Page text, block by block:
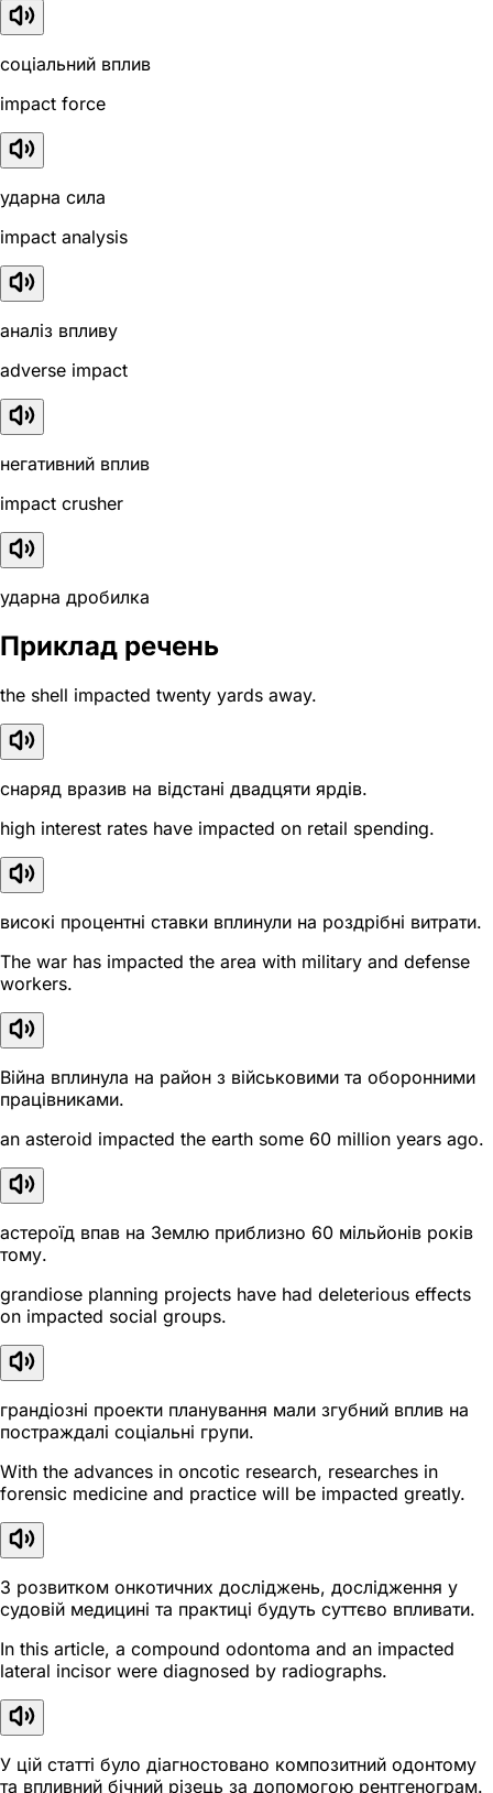
соціальний вплив
impact force
ударна сила
impact analysis
аналіз впливу
adverse impact
негативний вплив
impact crusher
ударна дробилка
Приклад речень
the shell impacted twenty yards away.
снаряд вразив на відстані двадцяти ярдів.
high interest rates have impacted on retail spending.
високі процентні ставки вплинули на роздрібні витрати.
The war has impacted the area with military and defense
workers.
Війна вплинула на район з військовими та оборонними
працівниками.
an asteroid impacted the earth some 60 million years ago.
астероїд впав на Землю приблизно 60 мільйонів років
тому.
grandiose planning projects have had deleterious effects
on impacted social groups.
грандіозні проекти планування мали згубний вплив на
постраждалі соціальні групи.
With the advances in oncotic research, researches in
forensic medicine and practice will be impacted greatly.
З розвитком онкотичних досліджень, дослідження у
судовій медицині та практиці будуть суттєво впливати.
In this article, a compound odontoma and an impacted
lateral incisor were diagnosed by radiographs.
У цій статті було діагностовано композитний одонтому
та впливний бічний різець за допомогою рентгенограм.